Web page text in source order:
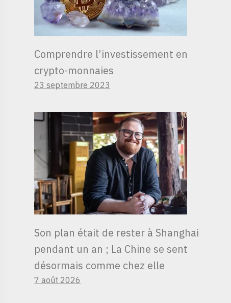
Comprendre l’investissement en
crypto-monnaies
23 septembre 2023
Son plan était de rester à Shanghai
pendant un an ; La Chine se sent
désormais comme chez elle
7 août 2026